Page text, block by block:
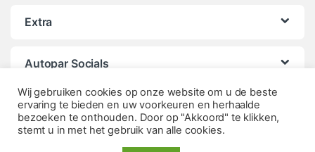
Extra
Autopar Socials
Wij gebruiken cookies op onze website om u de beste
ervaring te bieden en uw voorkeuren en herhaalde
bezoeken te onthouden. Door op "Akkoord" te klikken,
stemt u in met het gebruik van alle cookies.